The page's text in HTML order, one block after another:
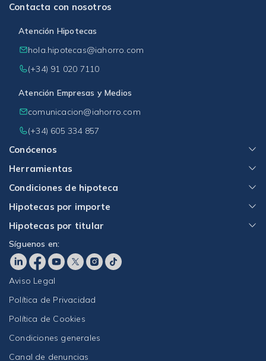
Conócenos
Herramientas
Condiciones de hipoteca
Hipotecas por importe
Hipotecas por titular
Contacta con nosotros
Atención Hipotecas
hola.hipotecas@iahorro.com
(+34) 91 020 7110
Atención Empresas y Medios
comunicacion@iahorro.com
(+34) 605 334 857
Síguenos en:
Aviso Legal
Política de Privacidad
Política de Cookies
Condiciones generales
Canal de denuncias